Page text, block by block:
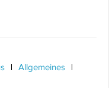
Allgemeines